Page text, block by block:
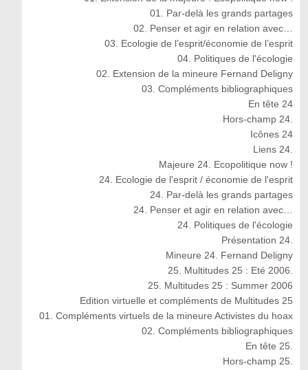
01. Par-delà les grands partages
02. Penser et agir en relation avec…
03. Ecologie de l’esprit/économie de l’esprit
04. Politiques de l'écologie
02. Extension de la mineure Fernand Deligny
03. Compléments bibliographiques
En tête 24
Hors-champ 24.
Icônes 24
Liens 24.
Majeure 24. Ecopolitique now !
24. Ecologie de l'esprit / économie de l'esprit
24. Par-delà les grands partages
24. Penser et agir en relation avec…
24. Politiques de l'écologie
Présentation 24.
Mineure 24. Fernand Deligny
25. Multitudes 25 : Eté 2006.
25. Multitudes 25 : Summer 2006
Edition virtuelle et compléments de Multitudes 25
01. Compléments virtuels de la mineure Activistes du hoax
02. Compléments bibliographiques
En tête 25.
Hors-champ 25.